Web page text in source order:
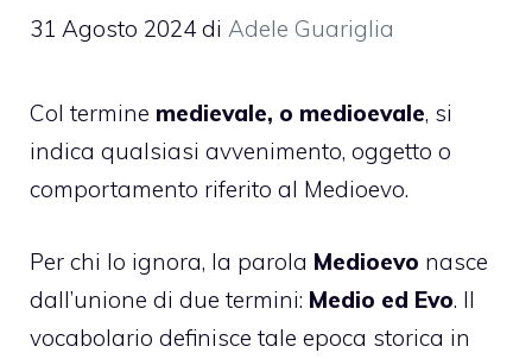
31 Agosto 2024 di Adele Guariglia
Col termine medievale, o medioevale, si
indica qualsiasi avvenimento, oggetto o
comportamento riferito al Medioevo.
Per chi lo ignora, la parola Medioevo nasce
dall’unione di due termini: Medio ed Evo. Il
vocabolario definisce tale epoca storica in